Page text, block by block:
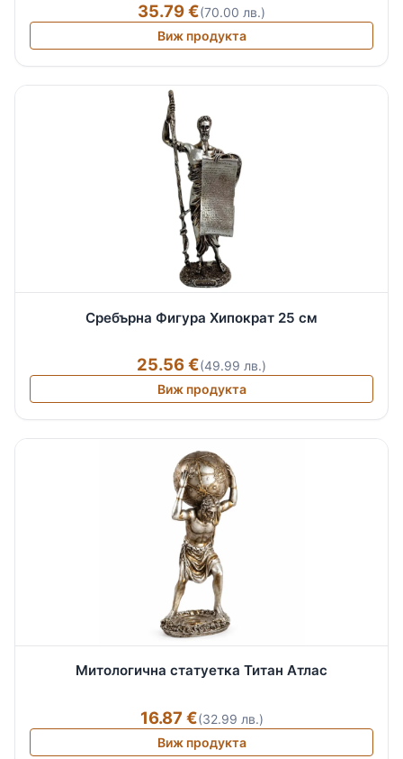
35.79 €(70.00 лв.)
Виж продукта
Сребърна Фигура Хипократ 25 см
25.56 €(49.99 лв.)
Виж продукта
Митологична статуетка Титан Атлас
16.87 €(32.99 лв.)
Виж продукта